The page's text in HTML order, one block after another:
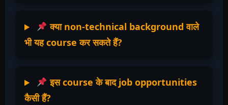
क्या non-technical background वाले
भी यह course कर सकते हैं?
इस course के बाद job opportunities
कैसी हैं?